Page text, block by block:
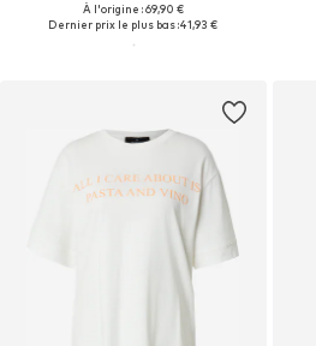
À l'origine : 69,90 €
Dernier prix le plus bas :41,93 €